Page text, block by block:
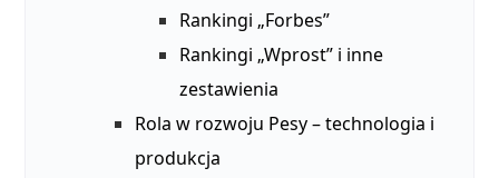
Rankingi „Forbes”
Rankingi „Wprost” i inne
zestawienia
Rola w rozwoju Pesy – technologia i
produkcja